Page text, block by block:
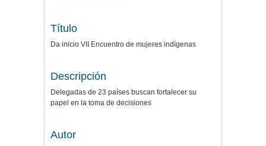
Título
Da inicio VII Encuentro de mujeres indígenas
Descripción
Delegadas de 23 países buscan fortalecer su
papel en la toma de decisiones
Autor